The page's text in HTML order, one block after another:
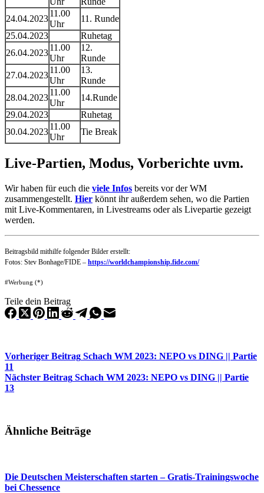
24.04.2023
11.00
Uhr
11. Runde
25.04.2023
Ruhetag
26.04.2023
11.00
Uhr
12.
Runde
27.04.2023
11.00
Uhr
13.
Runde
28.04.2023
11.00
Uhr
14.Runde
29.04.2023
Ruhetag
30.04.2023
11.00
Uhr
Tie Break
Live-Partien, Modus, Vorberichte uvm.
Wir haben für euch die viele Infos bereits vor der WM
zusammengestellt. Hier könnt ihr außerdem sehen, wo die Partien
mit Live-Kommentaren, in Livestreams oder als Livepartie gezeigt
werden.
Beitragsbild mithilfe folgender Bilder erstellt:
Fotos: Stev Bonhage/FIDE – https://worldchampionship.fide.com/
#Werbung (*)
Teile dein Beitrag
Vorheriger Beitrag Schach WM 2023: NEPO vs DING || Partie
11
Nächster Beitrag Schach WM 2023: NEPO vs DING || Partie
13
Ähnliche Beiträge
Die Deutschen Meisterschaften starten – Gratis-Trainingswoche
bei Chessence